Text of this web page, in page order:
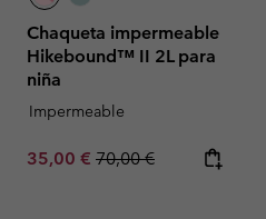
Chaqueta impermeable
Hikebound™ II 2L para
niña
Impermeable
Sale price:
35,00 € Regular price:
70,00 €